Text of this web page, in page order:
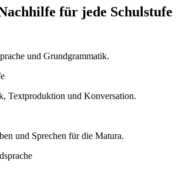
für jede Schulstufe
und Grundgrammatik.
Textproduktion und Konversation.
und Sprechen für die Matura.